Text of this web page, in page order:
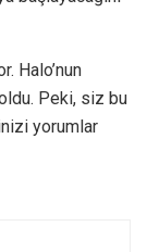
Halo’nun
Peki, siz bu
yorumlar